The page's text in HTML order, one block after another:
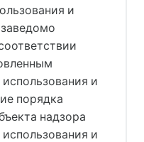
и
и
порядка
надзора
и